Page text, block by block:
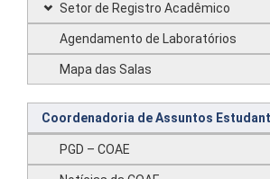
Setor de Registro Acadêmico
Agendamento de Laboratórios
Mapa das Salas
Coordenadoria de Assuntos
PGD – COAE